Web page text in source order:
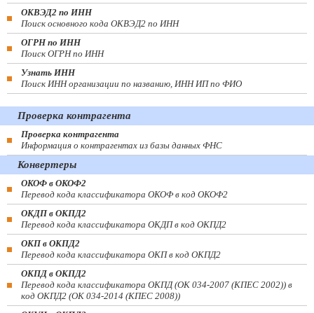
ОКВЭД2 по ИНН
Поиск основного кода ОКВЭД2 по ИНН
ОГРН по ИНН
Поиск ОГРН по ИНН
Узнать ИНН
Поиск ИНН организации по названию, ИНН ИП по ФИО
Проверка контрагента
Проверка контрагента
Информация о контрагентах из базы данных ФНС
Конвертеры
ОКОФ в ОКОФ2
Перевод кода классификатора ОКОФ в код ОКОФ2
ОКДП в ОКПД2
Перевод кода классификатора ОКДП в код ОКПД2
ОКП в ОКПД2
Перевод кода классификатора ОКП в код ОКПД2
ОКПД в ОКПД2
Перевод кода классификатора ОКПД (ОК 034-2007 (КПЕС 2002)) в
код ОКПД2 (ОК 034-2014 (КПЕС 2008))